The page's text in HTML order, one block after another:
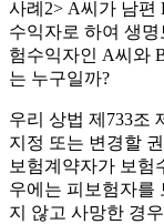
사례2> A씨가 남편
수익자로 하여 생
험수익자인 A씨와
는 누구일까?
우리 상법 제733조
지정 또는 변경할
보험계약자가 보험
우에는 피보험자를
지 않고 사망한 경